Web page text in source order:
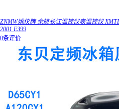
ZNMW姚仪牌 余姚长江温控仪表温控仪
2001 E399
0条评价